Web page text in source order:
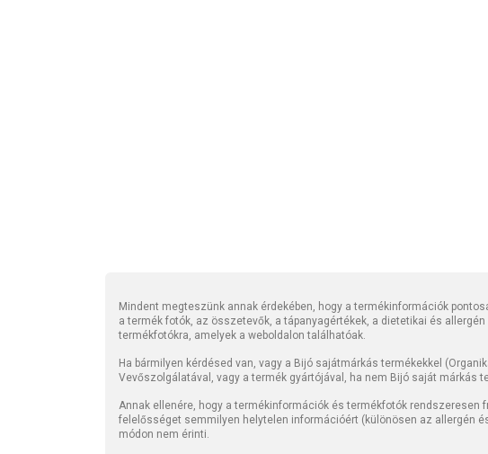
Mindent megteszünk annak érdekében, hogy a termékinformációk
a termék fotók, az összetevők, a tápanyagértékek, a dietetikai és
termékfotókra, amelyek a weboldalon találhatóak.
Ha bármilyen kérdésed van, vagy a Bijó sajátmárkás termékekkel
Vevőszolgálatával, vagy a termék gyártójával, ha nem Bijó saját márkás
Annak ellenére, hogy a termékinformációk és termékfotók
felelősséget semmilyen helytelen információért (különösen az allergén
módon nem érinti.